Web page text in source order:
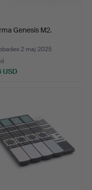
Genesis M2.
2 maj 2025
USD